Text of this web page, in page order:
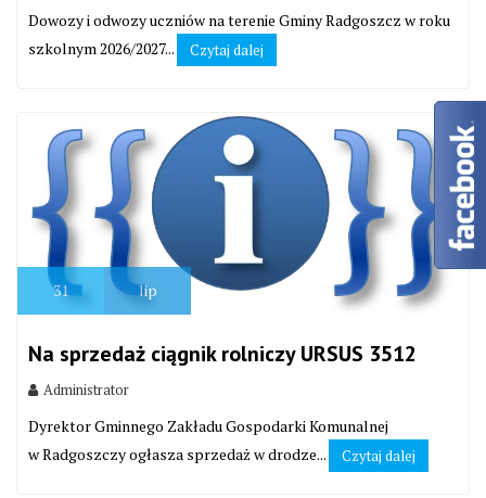
Dowozy i odwozy uczniów na terenie Gminy Radgoszcz w roku
szkolnym 2026/2027...
Czytaj dalej
31 lip
Na sprzedaż ciągnik rolniczy URSUS 3512
Administrator
Dyrektor Gminnego Zakładu Gospodarki Komunalnej
w Radgoszczy ogłasza sprzedaż w drodze...
Czytaj dalej